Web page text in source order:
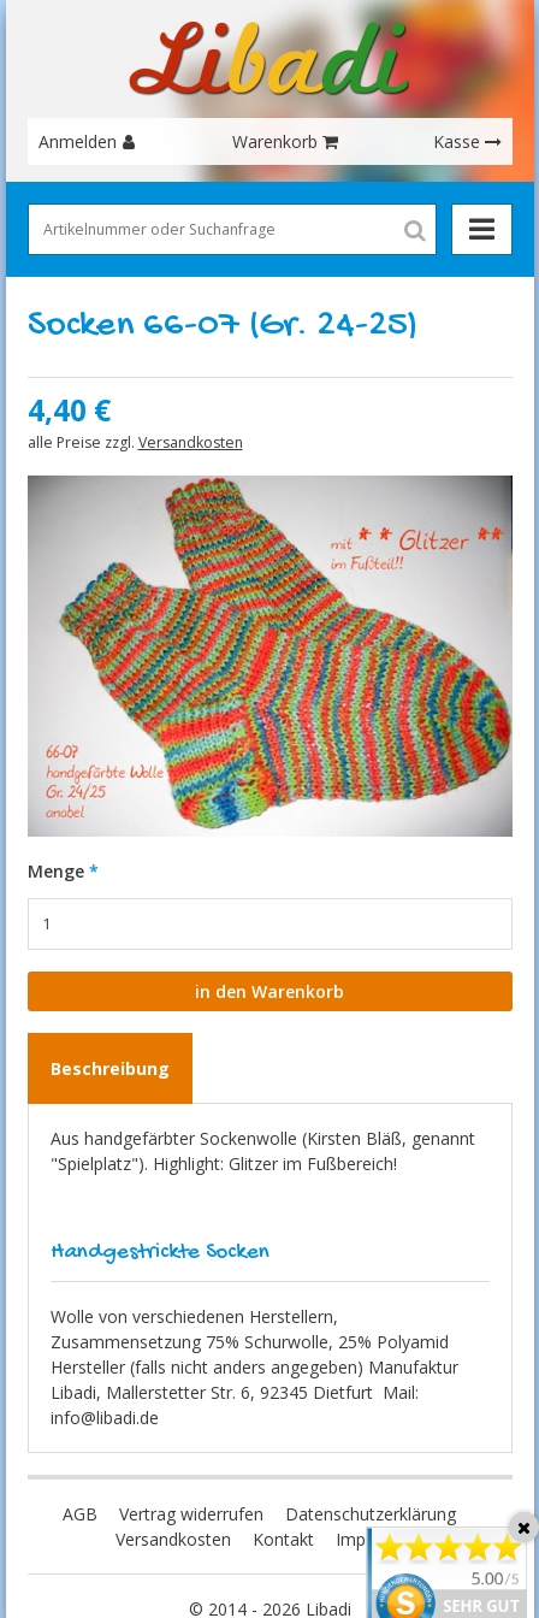
Anmelden Warenkorb Kasse
Socken 66-07 (Gr. 24-25)
4,40 €
alle Preise zzgl. Versandkosten
Menge
Beschreibung
Aus handgefärbter Sockenwolle (Kirsten Bläß, genannt
"Spielplatz"). Highlight: Glitzer im Fußbereich!
Handgestrickte Socken
Wolle von verschiedenen Herstellern,
Zusammensetzung 75% Schurwolle, 25% Polyamid
Hersteller (falls nicht anders angegeben) Manufaktur
Libadi, Mallerstetter Str. 6, 92345 Dietfurt Mail:
info@libadi.de
AGB Vertrag widerrufen
Datenschutzerklärung
Versandkosten
Kontakt Impressum
© 2014 - 2026 Libadi